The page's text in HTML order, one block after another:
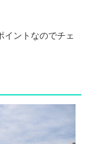
イントなのでチェ